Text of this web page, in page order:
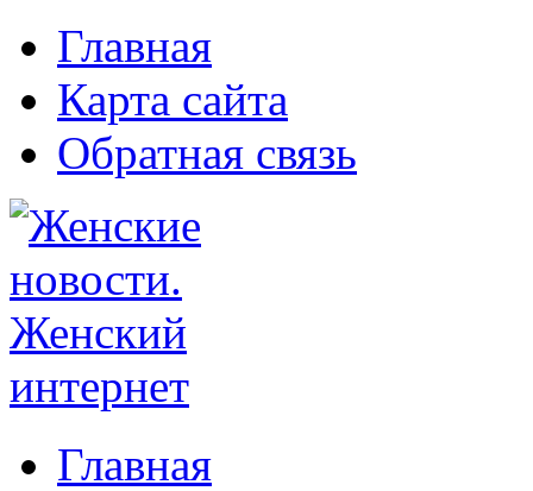
Главная
Карта сайта
Обратная связь
Главная